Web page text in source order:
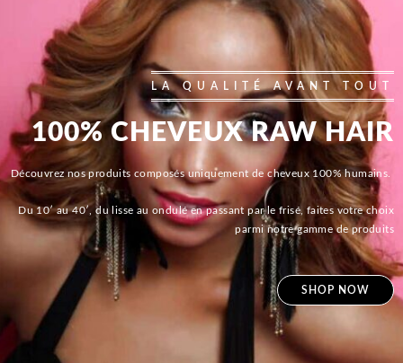
LA QUALITÉ AVANT TOUT
100% CHEVEUX RAW HAIR
Découvrez nos produits composés uniquement de cheveux 100% humains.
Du 10′ au 40′, du lisse au ondulé en passant par le frisé, faites votre choix
parmi notre gamme de produits
SHOP NOW